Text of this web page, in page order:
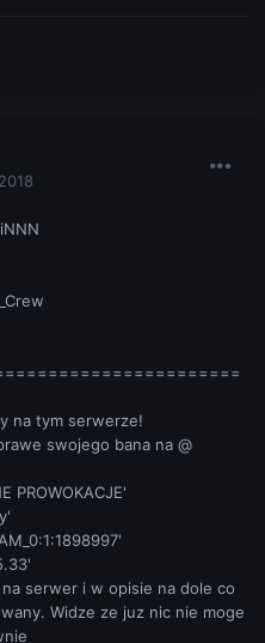
na tym serwerze!
swojego bana na @
PROWOKACJE'
na serwer i w opisie na dole co
Widze ze juz nic nie moge